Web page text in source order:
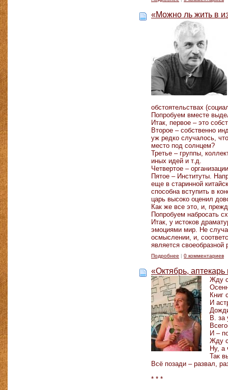
«Можно ль жить в
обстоятельствах
Попробуем вместе
Итак, первое – это
Второе – собственно
уж редко случалось,
место под солнцем?
Третье – группы,
иных идей и т.д.
Четвертое –
Пятое – Институты.
еще в старинной
способна вступить в
царь высоко оценил
Как же все это, и,
Попробуем набросать
Итак, у истоков
эмоциями мир. Не
осмыслении, и,
является
Подробнее | 0 комментариев
«Октябрь,
Жду
Книг
И
В. за
И –
Жду
Ну, а
Так
Всё позади – развал,
* * *